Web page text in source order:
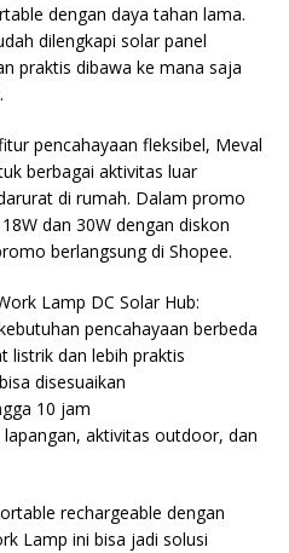
dengan daya tahan lama.
dilengkapi solar panel
praktis dibawa ke mana saja
pencahayaan fleksibel, Meval
berbagai aktivitas luar
di rumah. Dalam promo
dan 30W dengan diskon
berlangsung di Shopee.
Lamp DC Solar Hub:
pencahayaan berbeda
listrik dan lebih praktis
disesuaikan
10 jam
aktivitas outdoor, dan
rechargeable dengan
Lamp ini bisa jadi solusi